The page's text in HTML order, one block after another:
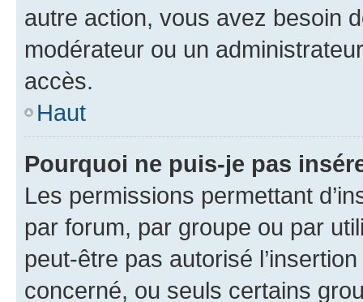
autre action, vous avez besoin
modérateur ou un
accès.
Haut
Pourquoi ne puis-je pas
Les permissions permettant
par forum, par groupe ou par
peut-être pas autorisé
concerné, ou seuls certains